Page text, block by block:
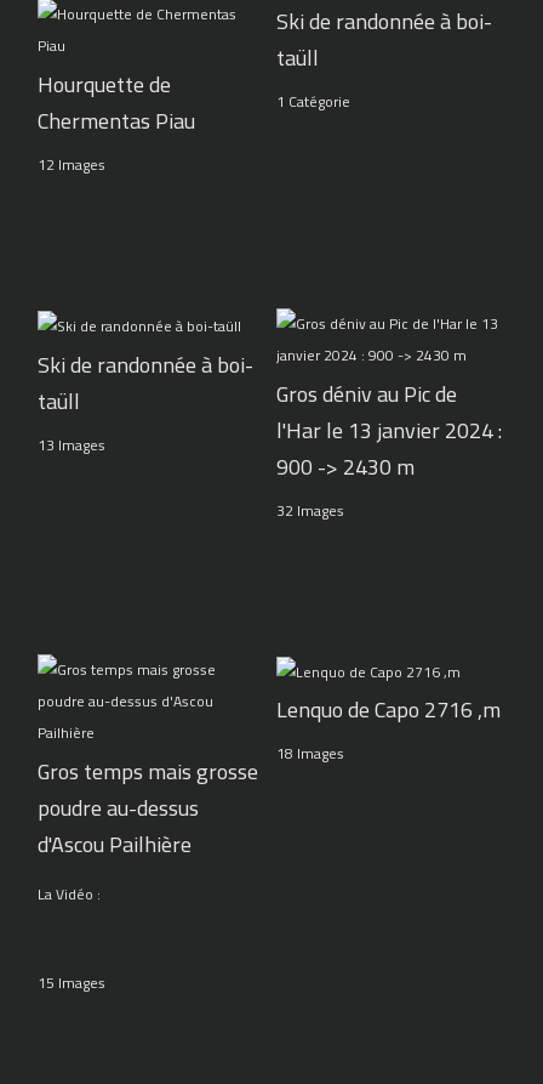
Hourquette de
Chermentas Piau
12 Images
Ski de randonnée à boi-
taüll
1 Catégorie
Ski de randonnée à boi-
taüll
13 Images
Gros déniv au Pic de
l'Har le 13 janvier 2024 :
900 -> 2430 m
32 Images
Gros temps mais grosse
poudre au-dessus
d'Ascou Pailhière
La Vidéo :
15 Images
Lenquo de Capo 2716 ,m
18 Images